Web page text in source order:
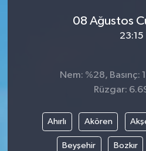
08 Ağustos
23:15
Nem: %28, Basınç:
Rüzgar:
Ahırlı Akören
Beyşehir Bozkır